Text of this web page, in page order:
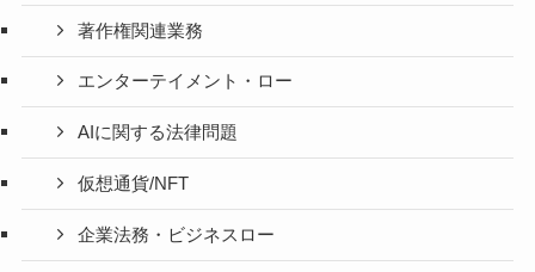
著作権関連業務
エンターテイメント・ロー
AIに関する法律問題
仮想通貨/NFT
企業法務・ビジネスロー